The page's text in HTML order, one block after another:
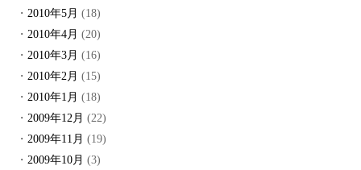
2010年5月 (18)
2010年4月 (20)
2010年3月 (16)
2010年2月 (15)
2010年1月 (18)
2009年12月 (22)
2009年11月 (19)
2009年10月 (3)